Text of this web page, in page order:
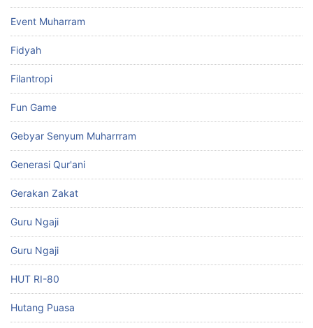
Event Muharram
Fidyah
Filantropi
Fun Game
Gebyar Senyum Muharrram
Generasi Qur'ani
Gerakan Zakat
Guru Ngaji
Guru Ngaji
HUT RI-80
Hutang Puasa